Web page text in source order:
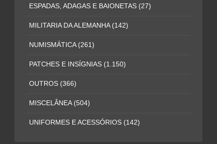
ESPADAS, ADAGAS E BAIONETAS (27)
MILITARIA DA ALEMANHA (142)
NUMISMÁTICA (261)
PATCHES E INSÍGNIAS (1.150)
OUTROS (366)
MISCELÂNEA (504)
UNIFORMES E ACESSÓRIOS (142)